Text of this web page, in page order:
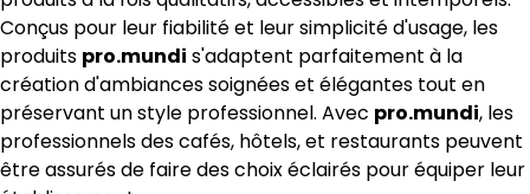
Conçus pour leur fiabilité et leur simplicité d'usage, les
produits pro.mundi s'adaptent parfaitement à la
création d'ambiances soignées et élégantes tout en
préservant un style professionnel. Avec pro.mundi, les
professionnels des cafés, hôtels, et restaurants peuvent
être assurés de faire des choix éclairés pour équiper leur